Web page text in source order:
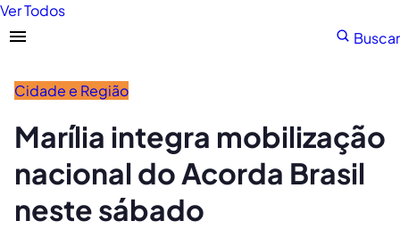
Ver Todos
Buscar
Cidade e Região
Marília integra mobilização
nacional do Acorda Brasil
neste sábado